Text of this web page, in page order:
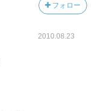
フォロー
2010.08.23